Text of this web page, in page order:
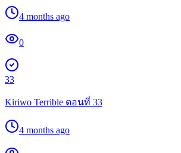
4 months ago
0
33
Kiriwo Terrible ตอนที่ 33
4 months ago